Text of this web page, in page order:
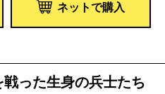
ネットで購入
った生身の兵士たち